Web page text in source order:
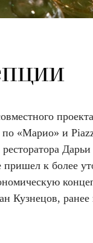
«Марио» и
ресторатора
пришел к более
Кузнецов, ранее